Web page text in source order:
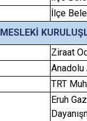
İlçe
MESLEKİ
Ziraat
Anadolu
TRT
Eruh